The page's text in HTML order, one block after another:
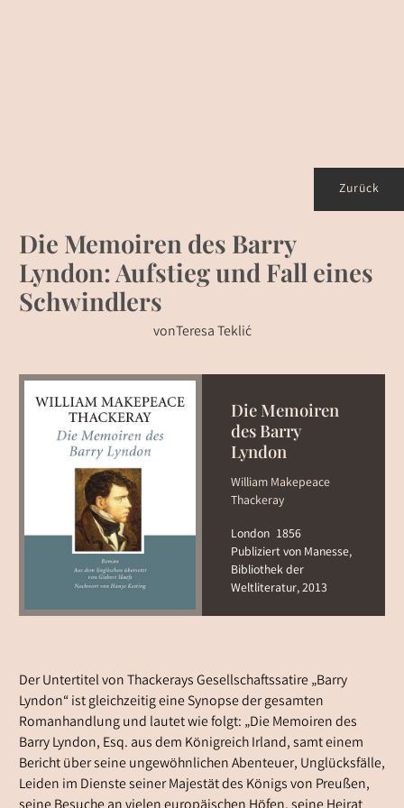
Zurück
Die Memoiren des Barry
Lyndon: Aufstieg und Fall eines
Schwindlers
vonTeresa Teklić
Die Memoiren
des Barry
Lyndon
William Makepeace
Thackeray
London 1856
Publiziert von Manesse,
Bibliothek der
Weltliteratur, 2013
Der Untertitel von Thackerays Gesellschaftssatire „Barry
Lyndon“ ist gleichzeitig eine Synopse der gesamten
Romanhandlung und lautet wie folgt: „Die Memoiren des
Barry Lyndon, Esq. aus dem Königreich Irland, samt einem
Bericht über seine ungewöhnlichen Abenteuer, Unglücksfälle,
Leiden im Dienste seiner Majestät des Königs von Preußen,